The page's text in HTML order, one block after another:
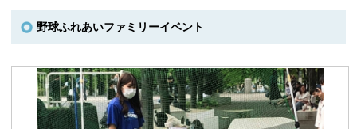
野球ふれあいファミリーイベント